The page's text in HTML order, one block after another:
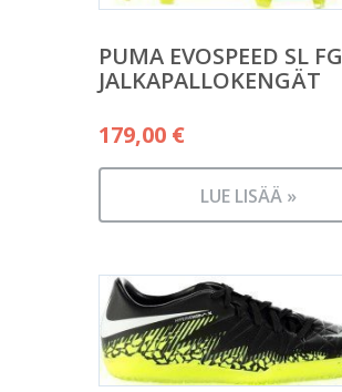
PUMA EVOSPEED SL FG
JALKAPALLOKENGÄT
179,00 €
LUE LISÄÄ »